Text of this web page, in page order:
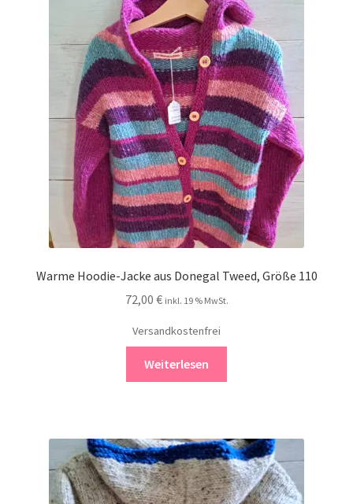
Warme Hoodie-Jacke aus Donegal Tweed, Größe 110
72,00 € inkl. 19 % MwSt.
Versandkostenfrei
Weiterlesen